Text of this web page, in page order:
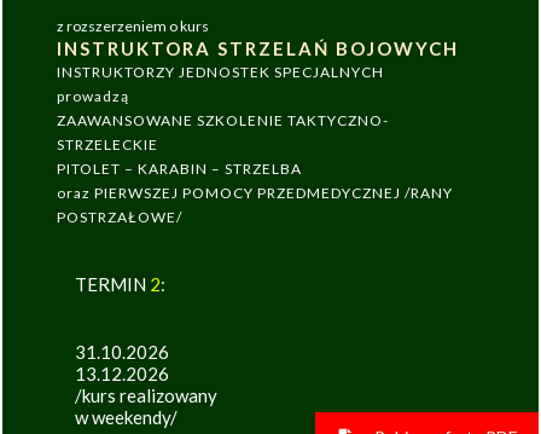
z rozszerzeniem o kurs
INSTRUKTORA STRZELAŃ BOJOWYCH
INSTRUKTORZY JEDNOSTEK SPECJALNYCH
prowadzą
ZAAWANSOWANE SZKOLENIE TAKTYCZNO-
STRZELECKIE
PITOLET – KARABIN – STRZELBA
oraz PIERWSZEJ POMOCY PRZEDMEDYCZNEJ /RANY
POSTRZAŁOWE/
TERMIN 2:
31.10.2026
13.12.2026
/kurs realizowany
w weekendy/